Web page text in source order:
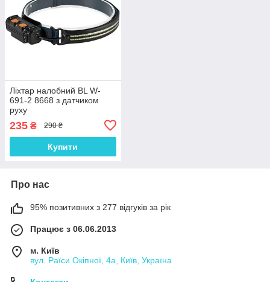
Ліхтар налобний BL W-
691-2 8668 з датчиком
руху
235 ₴ 290 ₴
Купити
Про нас
95% позитивних з 277 відгуків за рік
Працює з 06.06.2013
м. Київ
вул. Раїси Окіпної, 4а, Київ, Україна